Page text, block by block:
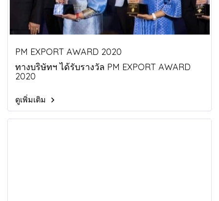
PM EXPORT AWARD 2020
ทางบริษัทฯ ได้รับรางวัล PM EXPORT AWARD
2020
ดูเพิ่มเติม